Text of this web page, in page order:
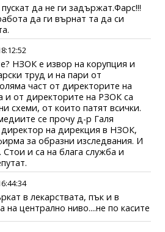
да не ги задържат.Фарс!!!
да ги върнат та да си
НЗОК е извор на корупция и
труд и на пари от
част от директорите на
и от директорите на РЗОК са
схеми, от които патят всички.
се прочу д-р Галя
на дирекция в НЗОК,
за образни изследвания. И
и са на блага служба и
в лекарствата, пък и в
на централно ниво....не по касите